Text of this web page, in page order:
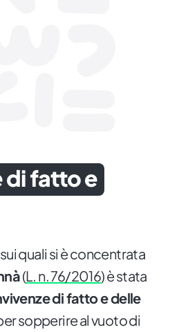
di fatto e
quali si è concentrata
(L. n. 76/2016) è stata
di fatto e delle
sopperire al vuoto di